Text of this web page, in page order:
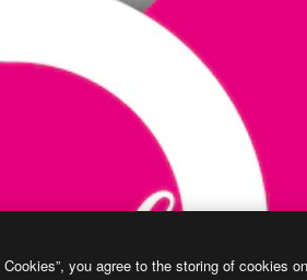
you agree to the storing of cookies